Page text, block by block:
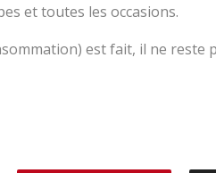
et toutes les occasions.
est fait, il ne reste